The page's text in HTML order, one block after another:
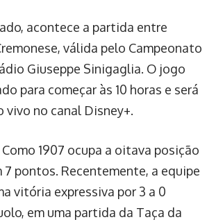
acontece a partida entre
válida pelo Campeonato
Giuseppe Sinigaglia. O jogo
para começar às 10 horas e será
no canal Disney+.
1907 ocupa a oitava posição
7 pontos. Recentemente, a equipe
vitória expressiva por 3 a 0
em uma partida da Taça da